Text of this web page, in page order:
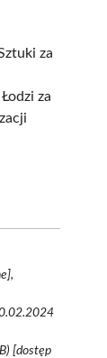
za
za
[dostęp